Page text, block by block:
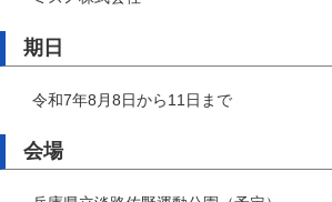
期日
令和7年8月8日から11日まで
会場